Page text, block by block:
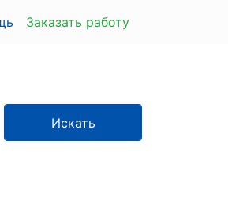
Заказать работу
Искать